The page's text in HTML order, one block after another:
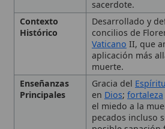
Principales enDios;fortaleza
el miedo a la muerte;
pecados incluso sin
posible sanación
Trento
Vaticano
Florencia
Forma
Oracióndel
de la imposición de
Sacerdote (presbítero